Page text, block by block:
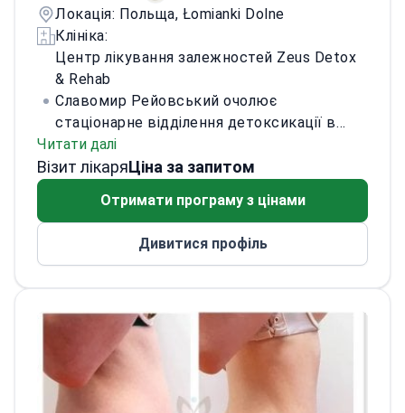
Локація: Польща, Łomianki Dolne
Клініка:
Центр лікування залежностей Zeus Detox
& Rehab
Славомир Рейовський очолює
стаціонарне відділення детоксикації в
Zeus Detox & Rehab. Як фахівець із
внутрішніх хвороб та гепатології, він
стаціонарної детоксикації при алкогольній
отримують переваги гепатологічного
Читати далі
Візит лікаряЦіна за запитом
Отримати програму з цінами
Дивитися профіль